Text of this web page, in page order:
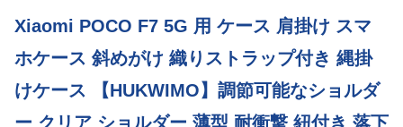
Xiaomi POCO F7 5G 用 ケース 肩掛け スマ
ホケース 斜めがけ 織りストラップ付き 縄掛
けケース 【HUKWIMO】調節可能なショルダ
ー クリア ショルダー 薄型 耐衝撃 紐付き 落下